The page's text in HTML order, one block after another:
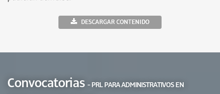
DESCARGAR CONTENIDO
Convocatorias - PRL PARA ADMINISTRATIVOS EN